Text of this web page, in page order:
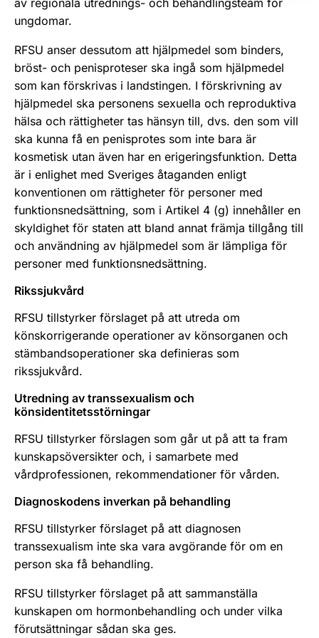
av regionala utrednings- och behandlingsteam för
ungdomar.
RFSU anser dessutom att hjälpmedel som binders,
bröst- och penisproteser ska ingå som hjälpmedel
som kan förskrivas i landstingen. I förskrivning av
hjälpmedel ska personens sexuella och reproduktiva
hälsa och rättigheter tas hänsyn till, dvs. den som vill
ska kunna få en penisprotes som inte bara är
kosmetisk utan även har en erigeringsfunktion. Detta
är i enlighet med Sveriges åtaganden enligt
konventionen om rättigheter för personer med
funktionsnedsättning, som i Artikel 4 (g) innehåller en
skyldighet för staten att bland annat främja tillgång till
och användning av hjälpmedel som är lämpliga för
personer med funktionsnedsättning.
Rikssjukvård
RFSU tillstyrker förslaget på att utreda om
könskorrigerande operationer av könsorganen och
stämbandsoperationer ska definieras som
rikssjukvård.
Utredning av transsexualism och
könsidentitetsstörningar
RFSU tillstyrker förslagen som går ut på att ta fram
kunskapsöversikter och, i samarbete med
vårdprofessionen, rekommendationer för vården.
Diagnoskodens inverkan på behandling
RFSU tillstyrker förslaget på att diagnosen
transsexualism inte ska vara avgörande för om en
person ska få behandling.
RFSU tillstyrker förslaget på att sammanställa
kunskapen om hormonbehandling och under vilka
förutsättningar sådan ska ges.